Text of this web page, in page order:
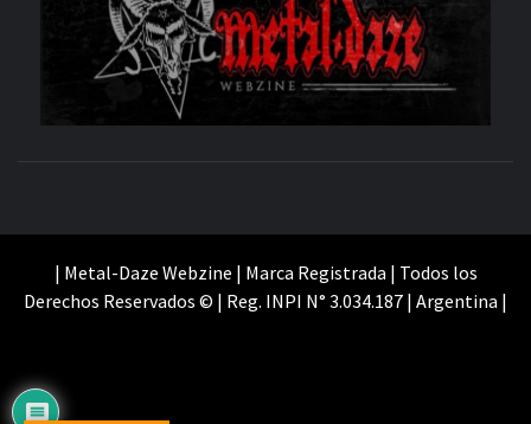
| Metal-Daze Webzine | Marca Registrada | Todos los
Derechos Reservados © | Reg. INPI N° 3.034.187 | Argentina |